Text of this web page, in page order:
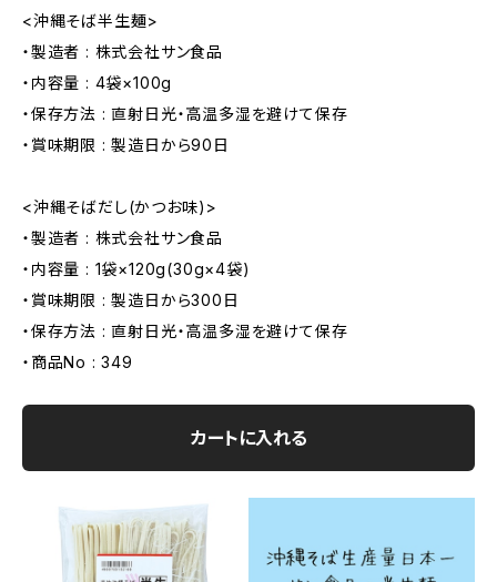
<沖縄そば半生麺>
・製造者 : 株式会社サン食品
・内容量 : 4袋×100g
・保存方法 : 直射日光・高温多湿を避けて保存
・賞味期限 : 製造日から90日
<沖縄そばだし(かつお味)>
・製造者 : 株式会社サン食品
・内容量 : 1袋×120g(30g×4袋)
・賞味期限 : 製造日から300日
・保存方法 : 直射日光・高温多湿を避けて保存
・商品No : 349
カートに入れる